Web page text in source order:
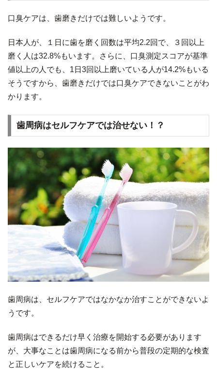
口臭ケアは、歯磨きだけでは難しいようです。
日本人が、１日に歯を磨く回数は平均2.2回で、３回以上
磨く人は32.8%もいます。さらに、口臭測定スコアが基準
値以上の人でも、1日3回以上磨いている人が14.2%もいる
そうですから、歯磨きだけでは口臭ケアできないことがわ
かります。
歯周病はセルフケアでは治せない！？
歯周病は、セルフケアではなかなか治すことができないよ
うです。
歯周病はできるだけ早く治療を開始する必要があります
が、大事なことは歯周病になる前から普段の定期的な検査
と正しいケアを続けること。